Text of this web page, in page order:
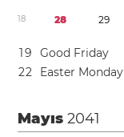
18 28 29
19
Good Friday
22 Easter Monday
Mayıs2041